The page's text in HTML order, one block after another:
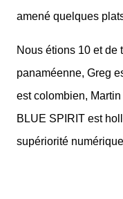
amené quelques
Nous étions 10 et de
panaméenne, Greg
est colombien,
BLUE SPIRIT est
supériorité